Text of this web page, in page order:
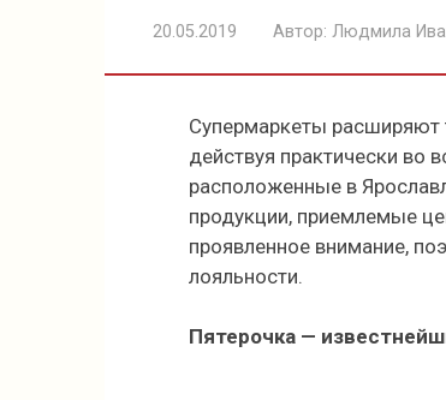
20.05.2019 Автор: Людмила
Супермаркеты расширяют
действуя практически во
расположенные в
продукции, приемлемые
проявленное внимание,
лояльности.
Пятерочка —